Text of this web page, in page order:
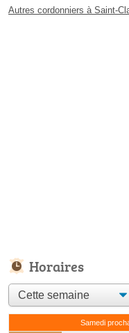
Autres cordonniers à Saint-
Horaires
Samedi